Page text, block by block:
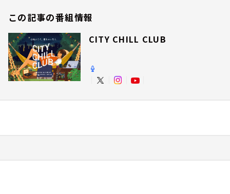
この記事の番組情報
CITY CHILL CLUB